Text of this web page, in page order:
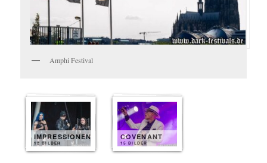
Amphi Festival
IMPRESSIONEN
12 BILDER
COVENANT
15 BILDER